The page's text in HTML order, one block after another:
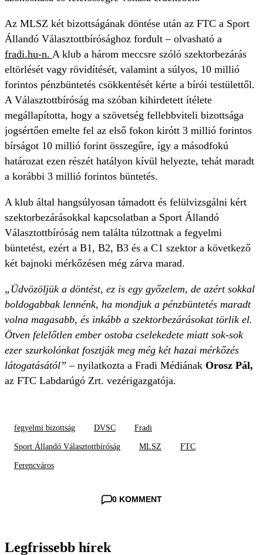
Az MLSZ két bizottságának döntése után az FTC a Sport
Állandó Választottbírósághoz fordult – olvasható a
fradi.hu-n. A klub a három meccsre szóló szektorbezárás
eltörlését vagy rövidítését, valamint a súlyos, 10 millió
forintos pénzbüntetés csökkentését kérte a bírói testülettől.
A Választottbíróság ma szóban kihirdetett ítélete
megállapította, hogy a szövetség fellebbviteli bizottsága
jogsértően emelte fel az első fokon kirótt 3 millió forintos
bírságot 10 millió forint összegűre, így a másodfokú
határozat ezen részét hatályon kívül helyezte, tehát maradt
a korábbi 3 millió forintos büntetés.
A klub által hangsúlyosan támadott és felülvizsgálni kért
szektorbezárásokkal kapcsolatban a Sport Állandó
Választottbíróság nem találta túlzottnak a fegyelmi
büntetést, ezért a B1, B2, B3 és a C1 szektor a következő
két bajnoki mérkőzésen még zárva marad.
„Üdvözöljük a döntést, ez is egy győzelem, de azért sokkal
boldogabbak lennénk, ha mondjuk a pénzbüntetés maradt
volna magasabb, és inkább a szektorbezárásokat törlik el.
Ötven felelőtlen ember ostoba cselekedete miatt sok-sok
ezer szurkolónkat fosztják meg még két hazai mérkőzés
látogatásától” – nyilatkozta a Fradi Médiának Orosz Pál,
az FTC Labdarúgó Zrt. vezérigazgatója.
fegyelmi bizottság DVSC Fradi
Sport Állandó Választottbíróság MLSZ FTC
Ferencváros
0 KOMMENT
Legfrissebb hírek